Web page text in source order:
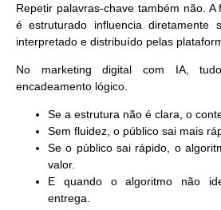
Repetir palavras-chave também não.
é estruturado influencia diretamente
interpretado e distribuído pelas
No marketing digital com IA,
encadeamento lógico.
Se a estrutura não é clara, o
Sem fluidez, o público sai mais
Se o público sai rápido, o
valor.
E quando o algoritmo não
entrega.